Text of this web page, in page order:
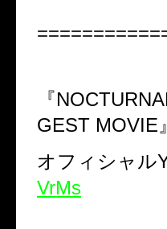
『
GEST MOVIE 』
オフィシャル
VrMs